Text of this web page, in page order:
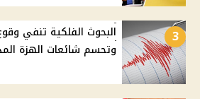
3
البحوث الفلكية تنفي
وتحسم شائعات الهزة